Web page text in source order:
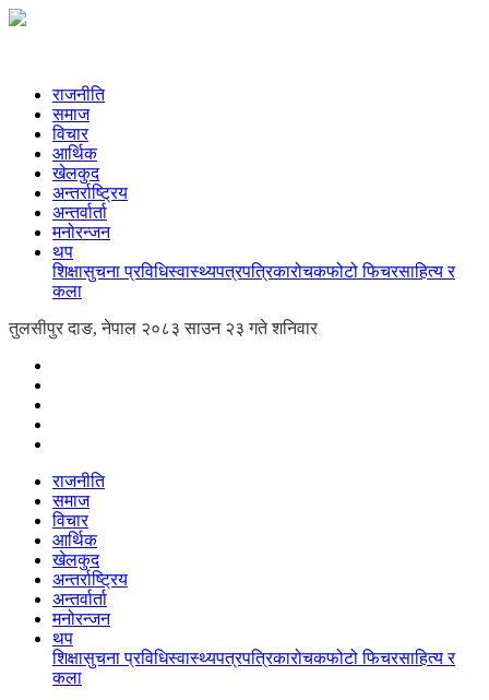
राजनीति
समाज
विचार
आर्थिक
खेलकुद
अन्तर्राष्ट्रिय
अन्तर्वार्ता
मनोरन्जन
थप
शिक्षासुचना प्रविधिस्वास्थ्यपत्रपत्रिकारोचकफोटो फिचरसाहित्य र
कला
तुलसीपुर दाङ, नेपाल २०८३ साउन २३ गते शनिवार
राजनीति
समाज
विचार
आर्थिक
खेलकुद
अन्तर्राष्ट्रिय
अन्तर्वार्ता
मनोरन्जन
थप
शिक्षासुचना प्रविधिस्वास्थ्यपत्रपत्रिकारोचकफोटो फिचरसाहित्य र
कला